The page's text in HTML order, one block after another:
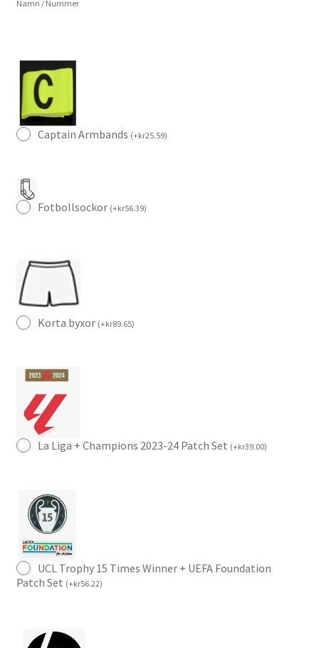
namn
1
mängd
Namn / Nummer
Captain Armbands (+kr25.59)
Fotbollsockor (+kr56.39)
Korta byxor (+kr89.65)
La Liga + Champions 2023-24 Patch Set (+kr39.00)
UCL Trophy 15 Times Winner + UEFA Foundation
Patch Set (+kr56.22)